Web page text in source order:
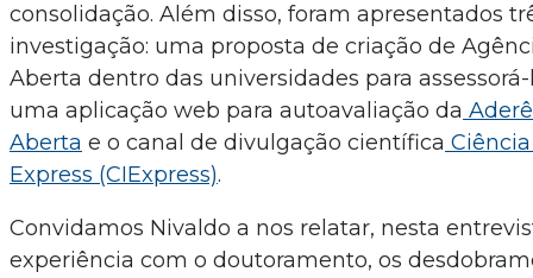
consolidação. Além disso, foram apresentados
investigação: uma proposta de criação de
Aberta dentro das universidades para
uma aplicação web para autoavaliação da
Aberta e o canal de divulgação científica
Express (CIExpress).
Convidamos Nivaldo a nos relatar, nesta
experiência com o doutoramento, os